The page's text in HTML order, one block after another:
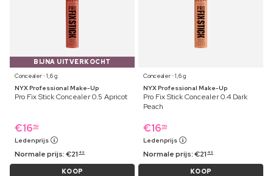
BIJNA UITVERKOCHT
Concealer ⋅ 1,6 g
NYX Professional Make-Up
Pro Fix Stick Concealer 0.5 Apricot
€16 59
Ledenprijs
Normale prijs:€21 49
KOOP
Concealer ⋅ 1,6 g
NYX Professional Make-Up
Pro Fix Stick Concealer 0.4 Dark
Peach
€16 59
Ledenprijs
Normale prijs:€21 49
KOOP